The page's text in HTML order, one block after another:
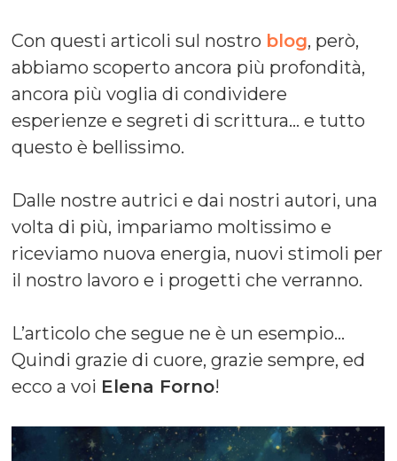
Con questi articoli sul nostro blog, però,
abbiamo scoperto ancora più profondità,
ancora più voglia di condividere
esperienze e segreti di scrittura… e tutto
questo è bellissimo.
Dalle nostre autrici e dai nostri autori, una
volta di più, impariamo moltissimo e
riceviamo nuova energia, nuovi stimoli per
il nostro lavoro e i progetti che verranno.
L’articolo che segue ne è un esempio…
Quindi grazie di cuore, grazie sempre, ed
ecco a voi Elena Forno!